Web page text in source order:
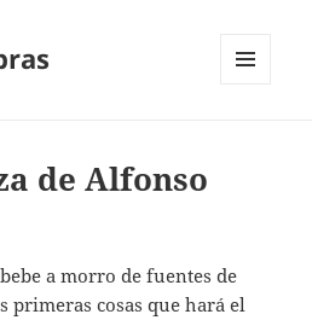
de Alfonso
a morro de fuentes de
primeras cosas que hará el